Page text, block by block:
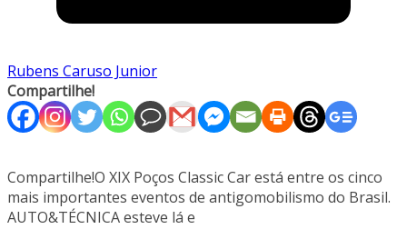
Rubens Caruso Junior
Compartilhe!
Compartilhe!O XIX Poços Classic Car está entre os cinco
mais importantes eventos de antigomobilismo do Brasil.
AUTO&TÉCNICA esteve lá e